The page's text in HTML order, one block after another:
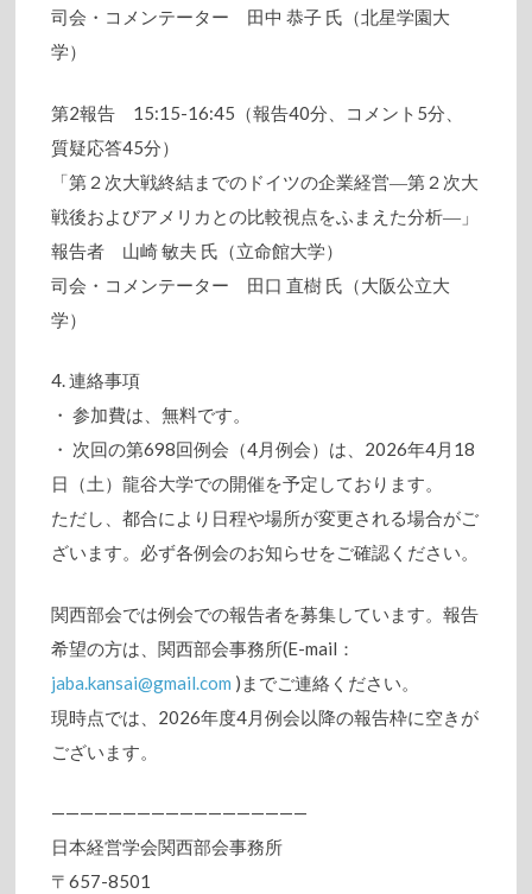
司会・コメンテーター 田中 恭子 氏（北星学園大
学）
第2報告 15:15-16:45（報告40分、コメント5分、
質疑応答45分）
「第２次大戦終結までのドイツの企業経営―第２次大
戦後およびアメリカとの比較視点をふまえた分析―」
報告者 山崎 敏夫 氏（立命館大学）
司会・コメンテーター 田口 直樹 氏（大阪公立大
学）
4. 連絡事項
・ 参加費は、無料です。
・ 次回の第698回例会（4月例会）は、2026年4月18
日（土）龍谷大学での開催を予定しております。
ただし、都合により日程や場所が変更される場合がご
ざいます。必ず各例会のお知らせをご確認ください。
関西部会では例会での報告者を募集しています。報告
希望の方は、関西部会事務所(E-mail：
jaba.kansai@gmail.com )までご連絡ください。
現時点では、2026年度4月例会以降の報告枠に空きが
ございます。
——————————————————
日本経営学会関西部会事務所
〒657-8501